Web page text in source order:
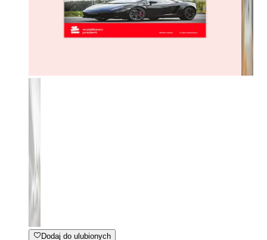
Dodaj do ulubionych